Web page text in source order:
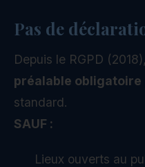
Pas de
Depuis le RGPD (2018),
préalable obligatoire
standard.
SAUF :
Lieux ouverts au